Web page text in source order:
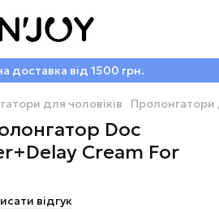
доставка від 1500 грн.
для чоловіків Пролонгатори
Doc
Cream For
відгук